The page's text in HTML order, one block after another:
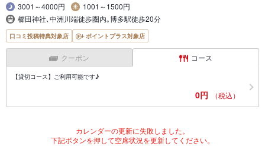
3001～4000円
1001～1500円
櫛田神社､中洲川端徒歩圏内｡博多駅徒歩20分
口コミ投稿特典対象店 ポイントプラス対象店
クーポン コース
【貸切コース】ご利用可能です♪
0円 （税込）
カレンダーの更新に失敗しました。
下記ボタンを押して空席状況を更新してください。